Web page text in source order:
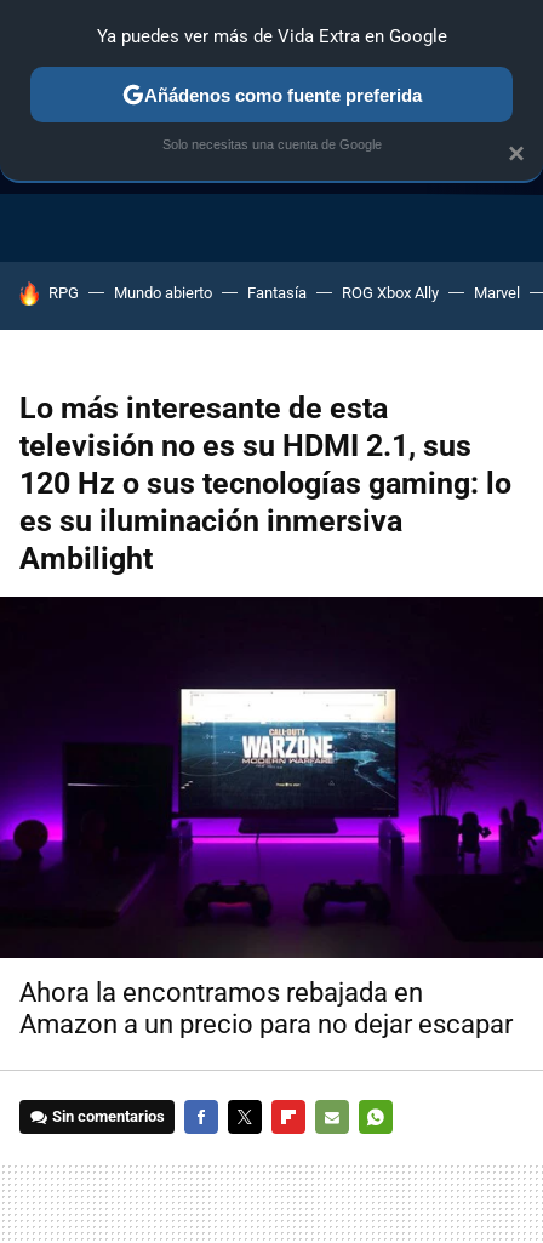
OFERTAS
HOY SE HABLA DE
RPG Mundo abierto Fantasía ROG Xbox Ally Marvel
Lo más interesante de esta
televisión no es su HDMI 2.1, sus
120 Hz o sus tecnologías gaming: lo
es su iluminación inmersiva
Ambilight
Ahora la encontramos rebajada en
Amazon a un precio para no dejar escapar
Sin comentarios
MAIL
×
Ya puedes ver más de Vida Extra en Google
Añádenos como fuente preferida
Solo necesitas una cuenta de Google